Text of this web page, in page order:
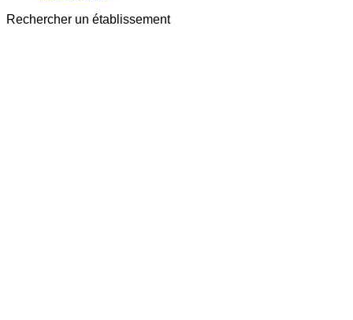
Rechercher un établissement